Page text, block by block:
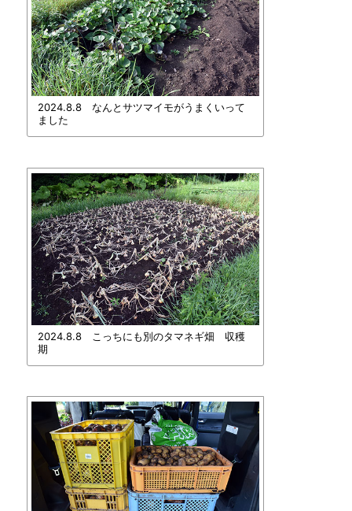
2024.8.8 なんとサツマイモがうまくいって
ました
2024.8.8 こっちにも別のタマネギ畑 収穫
期